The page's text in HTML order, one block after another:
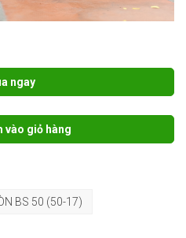
ngay
vào giỏ hàng
BS 50 (50-17)